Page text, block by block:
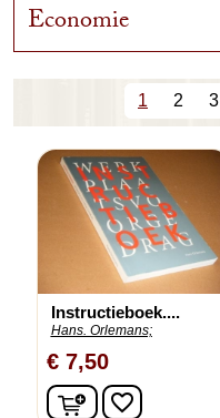
Economie
1 2 3
Instructieboek....
Hans. Orlemans;
€ 7,50
In winkelwagen
favorite_border